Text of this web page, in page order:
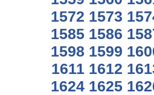
1572 1573
1585 1586
1598 1599
1611 1612
1624 1625